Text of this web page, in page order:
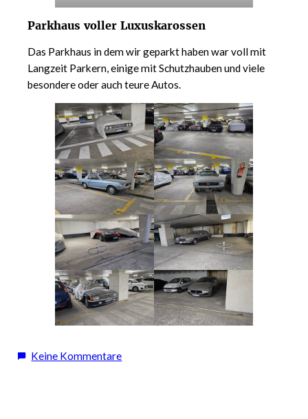
Parkhaus voller Luxuskarossen
Das Parkhaus in dem wir geparkt haben war voll mit
Langzeit Parkern, einige mit Schutzhauben und viele
besondere oder auch teure Autos.
Keine Kommentarezu